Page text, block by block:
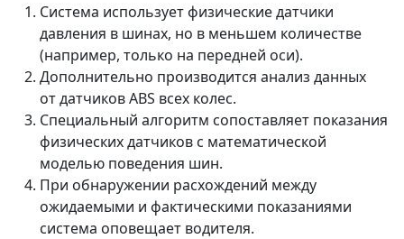
Система использует физические датчики
давления в шинах, но в меньшем количестве
(например, только на передней оси).
Дополнительно производится анализ данных
от датчиков ABS всех колес.
Специальный алгоритм сопоставляет показания
физических датчиков с математической
моделью поведения шин.
При обнаружении расхождений между
ожидаемыми и фактическими показаниями
система оповещает водителя.